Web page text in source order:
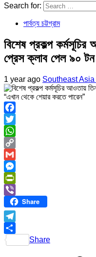
Search for:
পার্বত্য চট্টগ্রাম
বিশেষ প্রকল্প কর্মসূচির
প্রেস ক্লাব পেল ৯০ টন
1 year ago Southeast Asia
“এখান থেকে শেয়ার করতে পারেন”
Facebook
Twitter
WhatsApp
Copy
Link
Gmail
Messenger
PrintFriendly
ViberShare
Telegram
Share